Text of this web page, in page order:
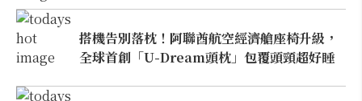
搭機告別落枕！阿聯酋航空經濟艙座椅升級，
全球首創「U-Dream頭枕」包覆頭頸超好睡